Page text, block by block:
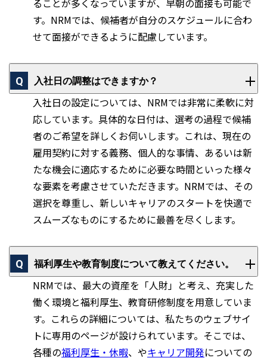
ることが多くなっていますが、早朝の面接も可能で
す。NRMでは、候補者が自分のスケジュールに合わ
せて面接ができるように配慮しています。
入社日の調整はできますか？
入社日の設定については、NRMでは非常に柔軟に対
応しています。具体的な日付は、選考の過程で候補
者のご希望を詳しくお伺いします。これは、現在の
雇用契約に対する義務、個人的な事情、あるいは新
たな機会に適応するために必要な時間といった様々
な要素を考慮させていただきます。NRMでは、その
選択を尊重し、新しいキャリアのスタートを快適で
スムーズなものにするために最善を尽くします。
福利厚生や教育制度について教えてください。
NRMでは、最大の資産を「人財」と考え、充実した
働く環境と福利厚生、教育研修制度を用意していま
す。これらの詳細については、私たちのウェブサイ
トに専用のページが設けられています。そこでは、
各種の福利厚生・休暇、やキャリア開発についての